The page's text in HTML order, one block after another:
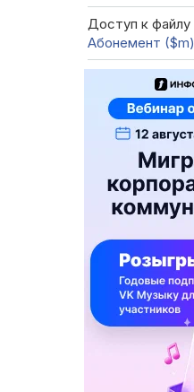
Доступ к файлу
Абонемент ($m)